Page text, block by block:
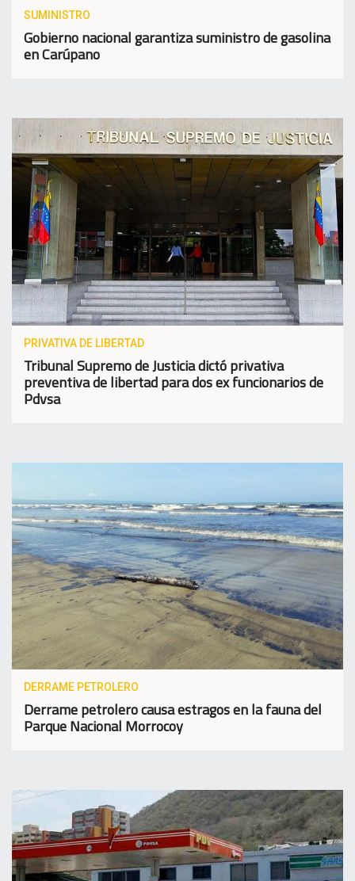
SUMINISTRO
Gobierno nacional garantiza suministro de gasolina
en Carúpano
PRIVATIVA DE LIBERTAD
Tribunal Supremo de Justicia dictó privativa
preventiva de libertad para dos ex funcionarios de
Pdvsa
DERRAME PETROLERO
Derrame petrolero causa estragos en la fauna del
Parque Nacional Morrocoy